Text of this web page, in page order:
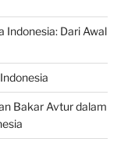
Indonesia: Dari Awal
Bakar Avtur dalam